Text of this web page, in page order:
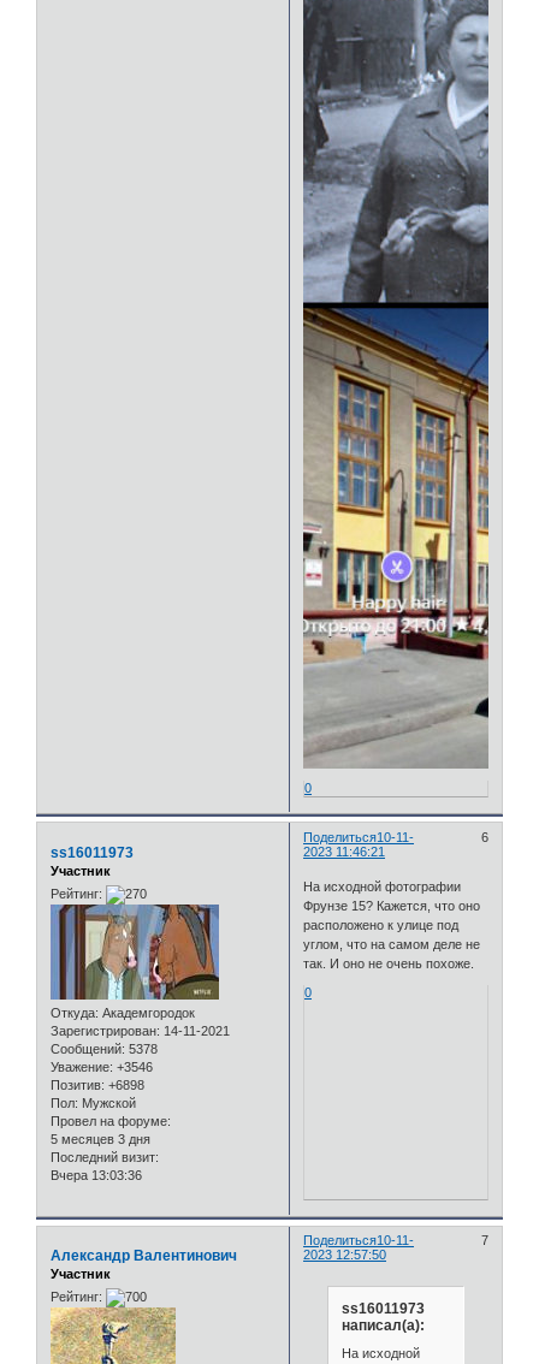
0
Поделиться 6
10-11-
2023 11:46:21
ss16011973
Участник
Рейтинг:
Откуда: Академгородок
Зарегистрирован: 14-11-2021
Сообщений: 5378
Уважение: +3546
Позитив: +6898
Пол: Мужской
Провел на форуме:
5 месяцев 3 дня
Последний визит:
Вчера 13:03:36
На исходной фотографии
Фрунзе 15? Кажется, что оно
расположено к улице под
углом, что на самом деле не
так. И оно не очень похоже.
0
Поделиться 7
10-11-
2023 12:57:50
Александр Валентинович
Участник
Рейтинг:
ss16011973
написал(а):
На исходной